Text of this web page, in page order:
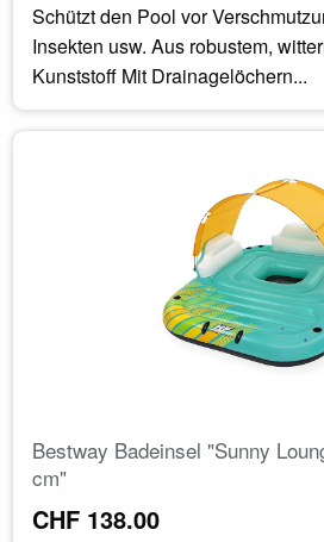
Schützt den Pool vor
Insekten usw. Aus robustem,
Kunststoff Mit Drainagelöchern...
Bestway Badeinsel "Sunny
cm"
CHF 138.00